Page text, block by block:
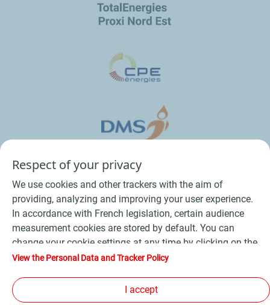
Conditions Générales de Vente Bois
Conditions Générales d’Utilisation
Respect of your privacy
We use cookies and other trackers with the aim of
providing, analyzing and improving your user experience.
In accordance with French legislation, certain audience
measurement cookies are stored by default. You can
change your cookie settings at any time by clicking on the
"Manage my cookies" button. By clicking on the "Accept"
device. If you click on "Decline", only the technical cookies
required for the site to function correctly will be used. For
View the Personal Data and Tracker Policy
I accept